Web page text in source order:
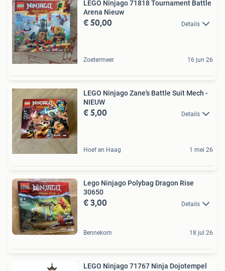
LEGO Ninjago 71818 Tournament Battle
Arena Nieuw
€ 50,00 Details
Zoetermeer 16 jun 26
LEGO Ninjago Zane's Battle Suit Mech -
NIEUW
€ 5,00 Details
Hoef en Haag 1 mei 26
Lego Ninjago Polybag Dragon Rise
30650
€ 3,00 Details
Bennekom 18 jul 26
LEGO Ninjago 71767 Ninja Dojotempel